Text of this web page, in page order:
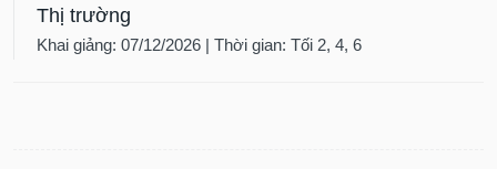
Thị trường
Khai giảng: 07/12/2026 | Thời gian: Tối 2, 4, 6